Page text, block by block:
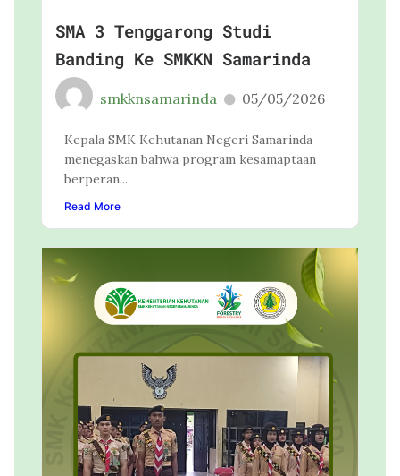
SMA 3 Tenggarong Studi
Banding Ke SMKKN Samarinda
smkknsamarinda 05/05/2026
Kepala SMK Kehutanan Negeri Samarinda
menegaskan bahwa program kesamaptaan
berperan...
Read More